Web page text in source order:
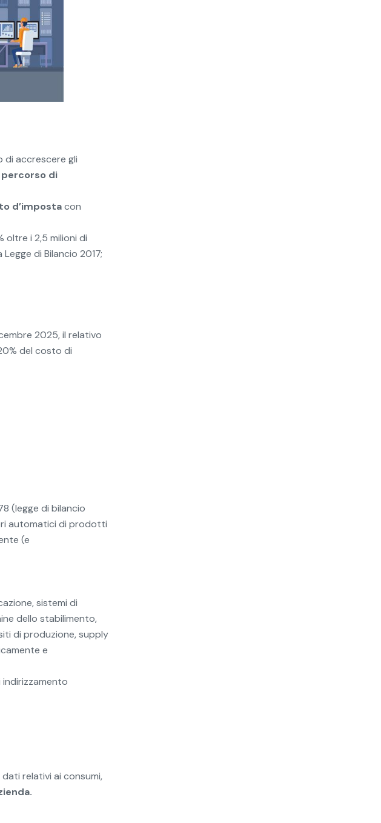
di accrescere gli
percorso di
d’impostacon
oltre i 2,5 milioni di
di Bilancio 2017;
2025, il relativo
del costo di
(legge di bilancio
automatici di prodotti
(e
sistemi di
dello stabilimento,
di produzione, supply
e
indirizzamento
relativi ai consumi,